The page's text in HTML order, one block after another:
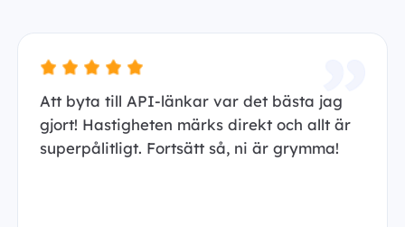
Att byta till API-länkar var det bästa jag
gjort! Hastigheten märks direkt och allt är
superpålitligt. Fortsätt så, ni är grymma!